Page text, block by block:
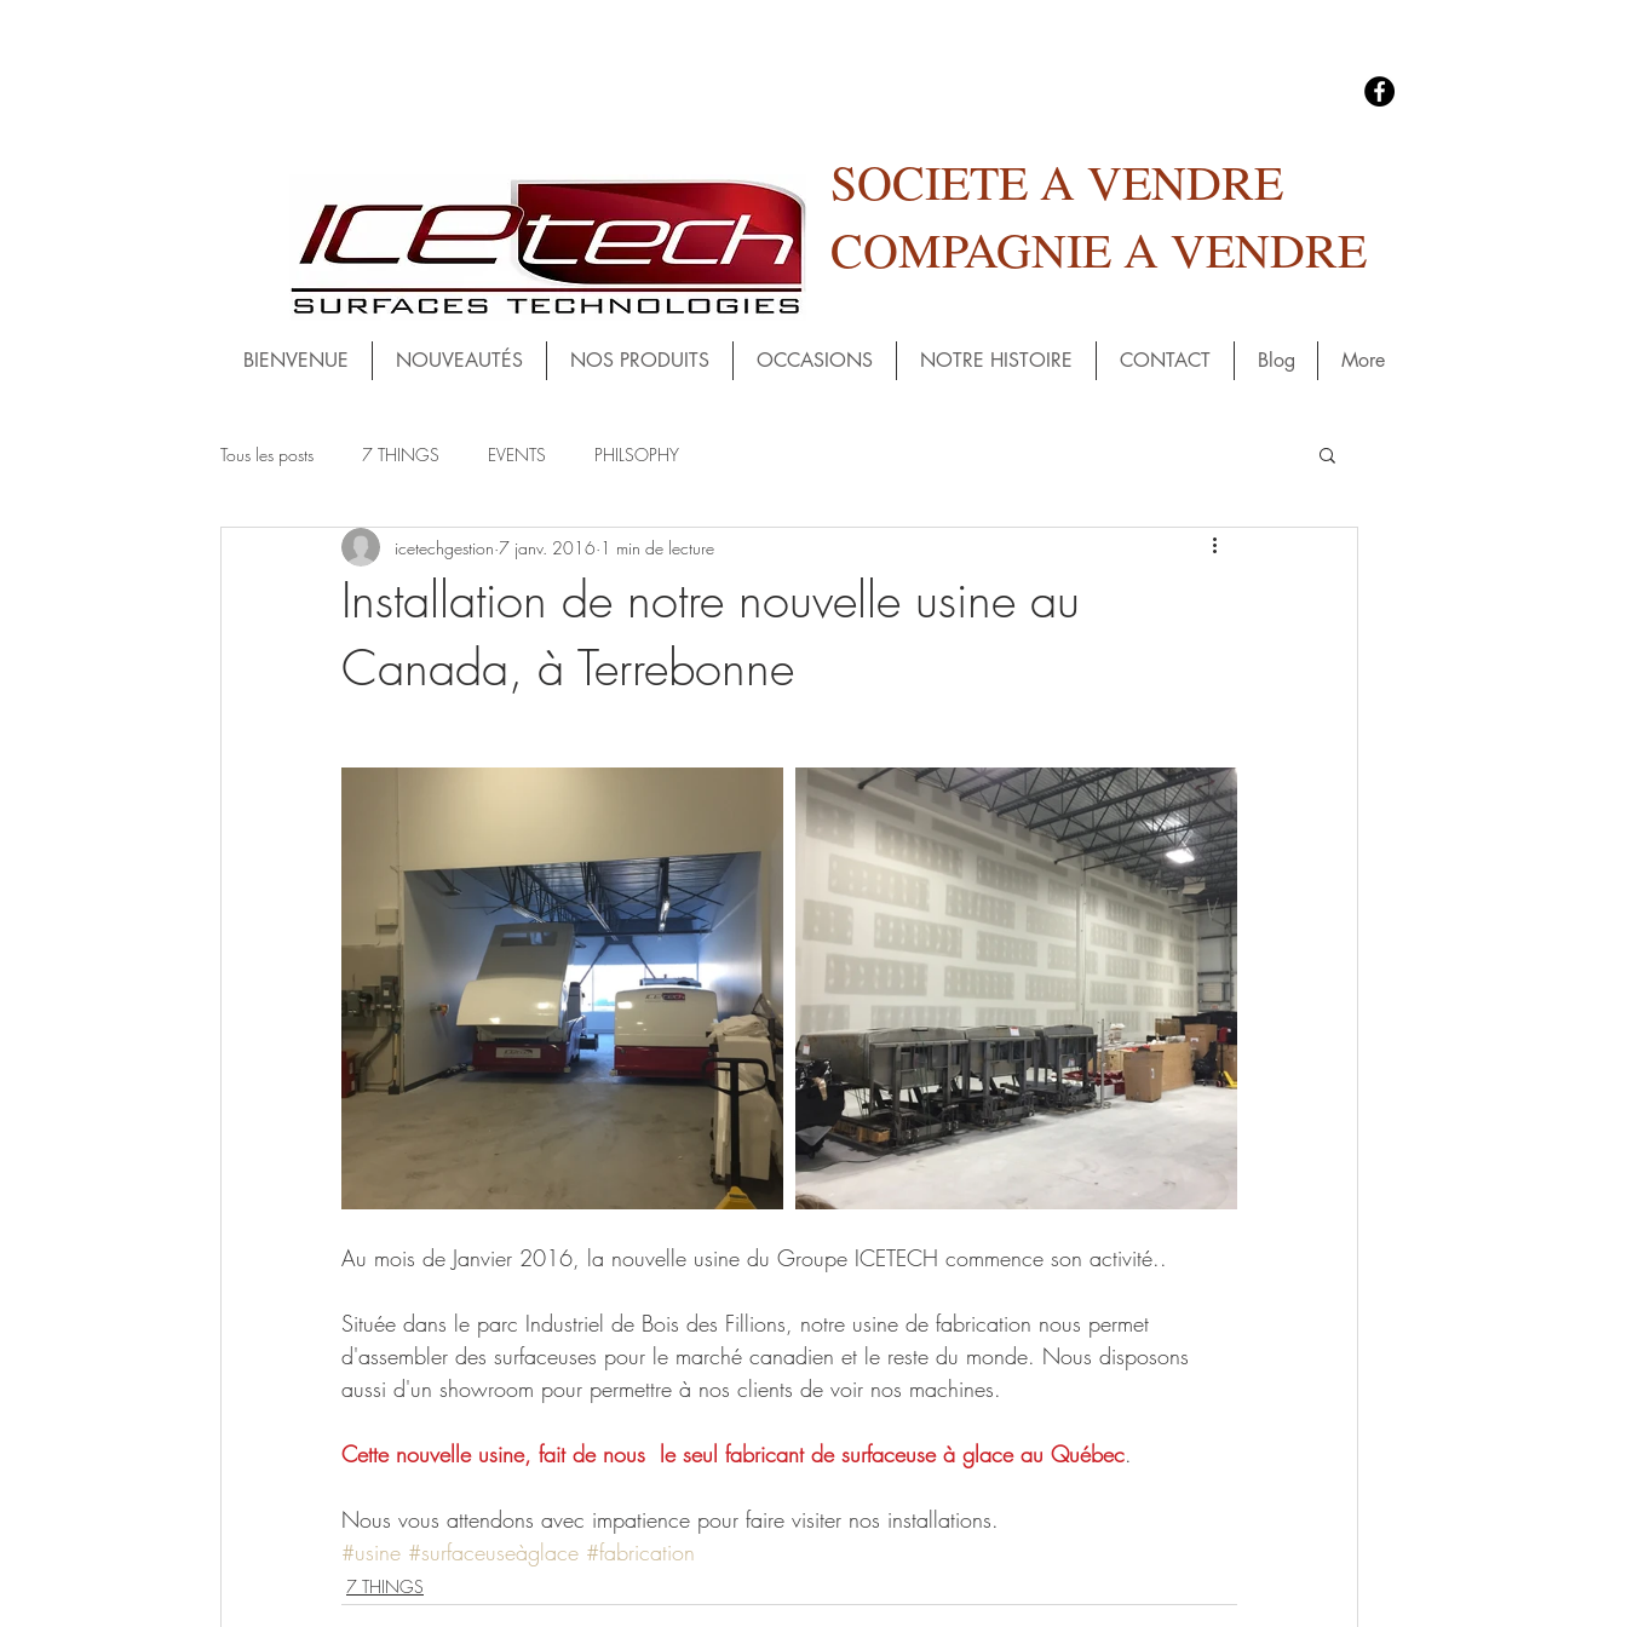
SOCIETE A VENDRE
COMPAGNIE A VENDRE
Tous les posts 7 THINGS EVENTS PHILSOPHY
Installation de notre nouvelle usine au
Canada, à Terrebonne
icetechgestion 7 janv. 2016 1 min de lecture
Au mois de Janvier 2016, la nouvelle usine du Groupe ICETECH commence son activité..
Située dans le parc Industriel de Bois des Fillions, notre usine de fabrication nous permet
d'assembler des surfaceuses pour le marché canadien et le reste du monde. Nous disposons
aussi d'un showroom pour permettre à nos clients de voir nos machines.
Cette nouvelle usine, fait de nous  le seul fabricant de surfaceuse à glace au Québec.
Nous vous attendons avec impatience pour faire visiter nos installations.
#usine #surfaceuseàglace #fabrication
7 THINGS
BIENVENUE NOUVEAUTÉS NOS PRODUITS OCCASIONS NOTRE HISTOIRE CONTACT Blog More